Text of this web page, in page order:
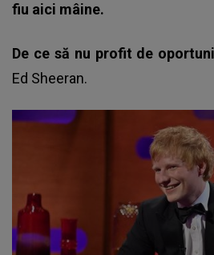
fiu aici mâine.
De ce să nu profit de
Ed Sheeran.